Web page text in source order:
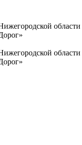
области
области